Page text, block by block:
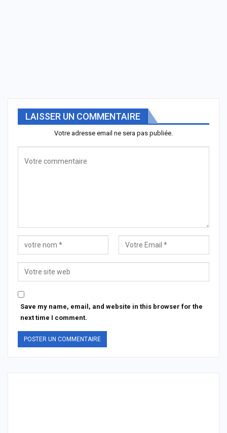
LAISSER UN COMMENTAIRE
Votre adresse email ne sera pas publiée.
Save my name, email, and website in this browser for the
next time I comment.